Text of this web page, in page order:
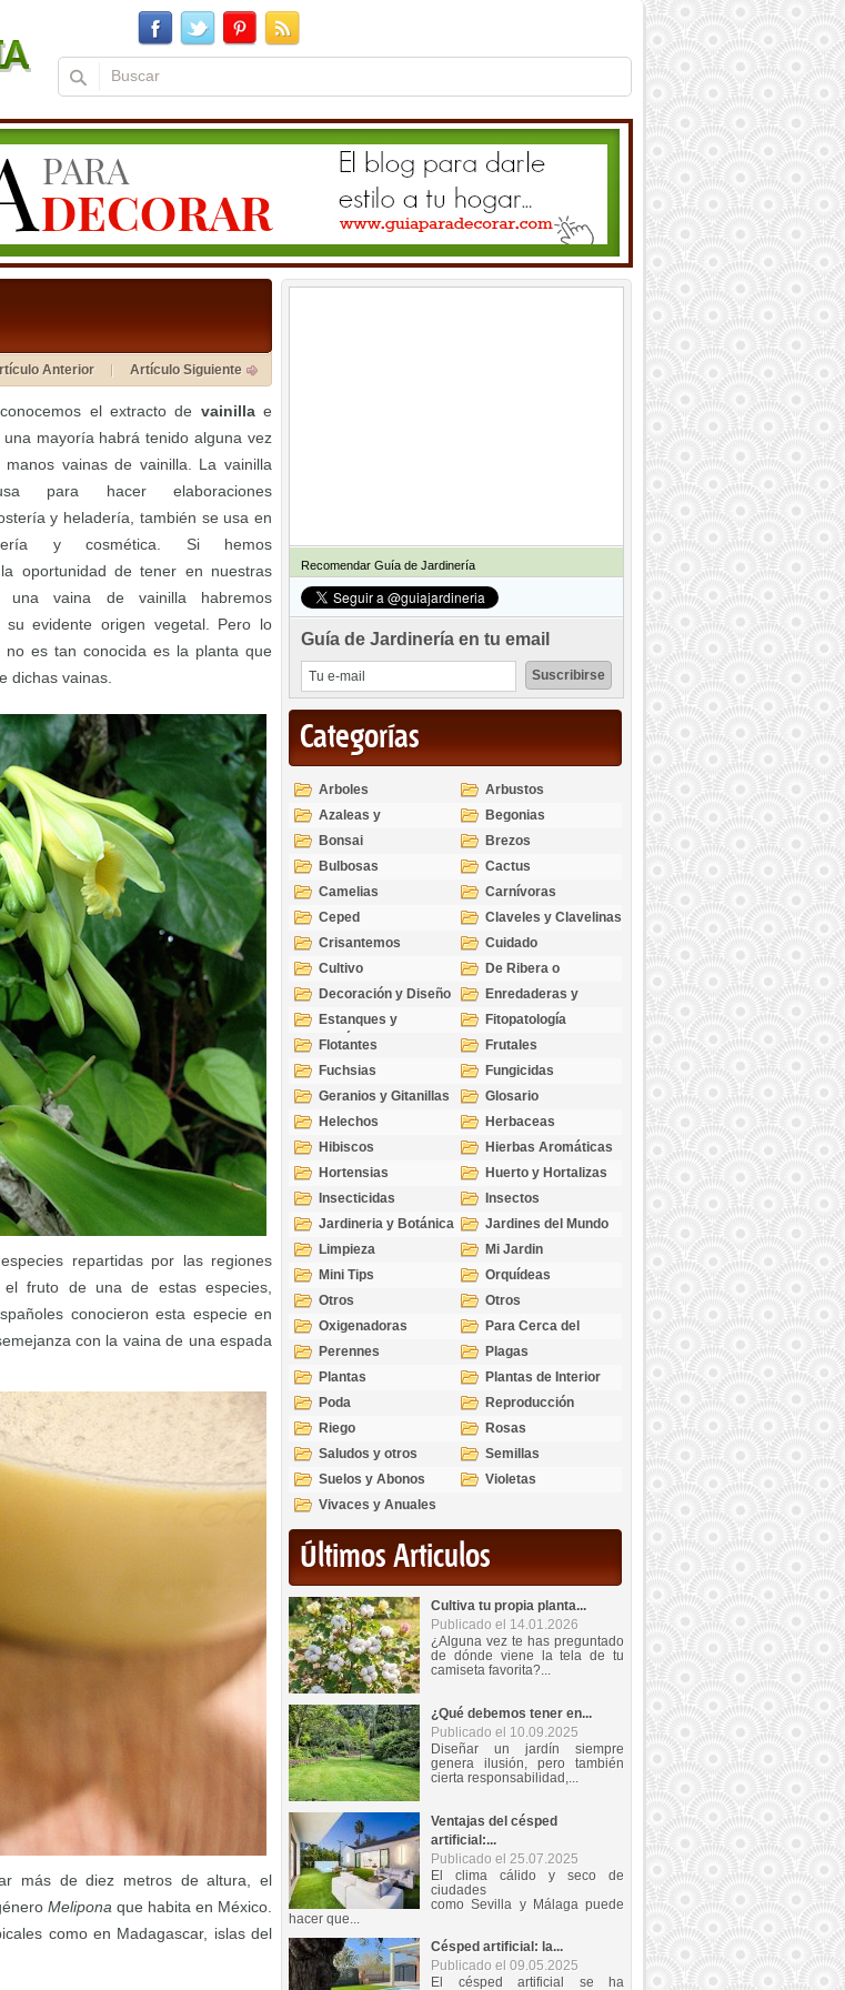
Anterior Artículo Siguiente
el extracto de vainillae
una mayoría habrá tenido alguna vez
manos vainas de vainilla. La vainilla
para hacer elaboraciones
y heladería, también se usa en
y cosmética. Si hemos
oportunidad de tener en nuestras
una vaina de vainilla habremos
su evidente origen vegetal. Pero lo
no es tan conocida es la planta que
dichas vainas.
repartidas por las regiones
fruto de una de estas especies,
conocieron esta especie en
con la vaina de una espada
más de diez metros de altura, el
Melipona que habita en México.
como en Madagascar, islas del
Recomendar Guía de Jardinería
Guía de Jardinería en tu email
Categorías
Arboles
Arbustos
Azaleas y
Rododendros
Begonias
Bonsai
Brezos
Bulbosas
Cactus
Camelias
Carnívoras
Ceped
Claveles y Clavelinas
Crisantemos
Cuidado
Cultivo
De Ribera o
Palustres
Decoración y Diseño
Enredaderas y
cubresuelos
Estanques y
Acuáticas
Fitopatología
Flotantes
Frutales
Fuchsias
Fungicidas
Geranios y Gitanillas
Glosario
Helechos
Herbaceas
Hibiscos
Hierbas Aromáticas
Hortensias
Huerto y Hortalizas
Insecticidas
Insectos
Jardineria y Botánica
Jardines del Mundo
Limpieza
Mi Jardin
Mini Tips
Orquídeas
Otros
Otros
Oxigenadoras
Para Cerca del
Estanque
Perennes
Plagas
Plantas
Plantas de Interior
Poda
Reproducción
Riego
Rosas
Saludos y otros
temas
Semillas
Suelos y Abonos
Violetas
Vivaces y Anuales
Últimos Articulos
Cultiva tu propia planta...
Publicado el 14.01.2026
¿Alguna vez te has preguntado
de dónde viene la tela de tu
camiseta favorita?...
¿Qué debemos tener en...
Publicado el 10.09.2025
Diseñar un jardín siempre
genera ilusión, pero también
cierta responsabilidad,...
Ventajas del césped
artificial:...
Publicado el 25.07.2025
El clima cálido y seco de
ciudades
como Sevilla y Málaga puede
hacer que...
Césped artificial: la...
Publicado el 09.05.2025
El césped artificial se ha